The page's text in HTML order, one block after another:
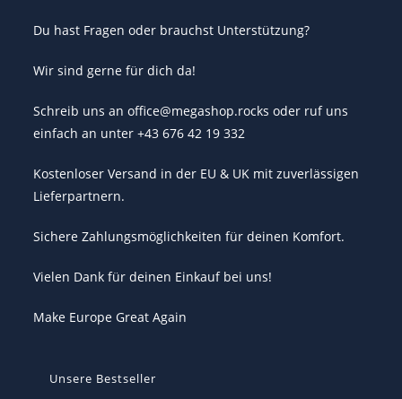
Du hast Fragen oder brauchst Unterstützung?
Wir sind gerne für dich da!
Schreib uns an office@megashop.rocks oder ruf uns
einfach an unter +43 676 42 19 332
Kostenloser Versand in der EU & UK mit zuverlässigen
Lieferpartnern.
Sichere Zahlungsmöglichkeiten für deinen Komfort.
Vielen Dank für deinen Einkauf bei uns!
Make Europe Great Again
Unsere Bestseller